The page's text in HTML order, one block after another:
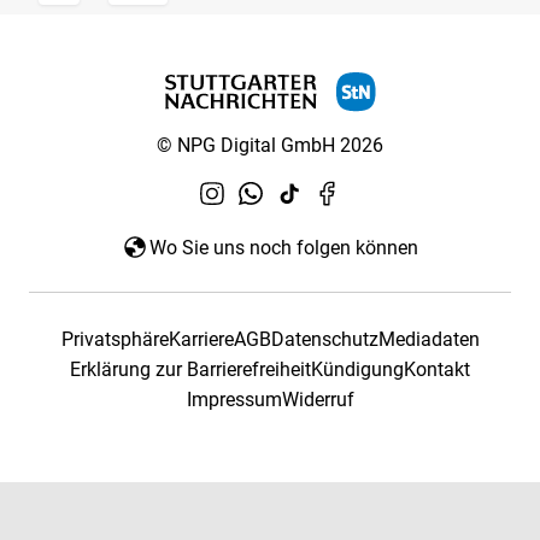
© NPG Digital GmbH 2026
Wo Sie uns noch folgen können
PrivatsphäreKarriereAGBDatenschutzMediadaten
Erklärung zur BarrierefreiheitKündigungKontakt
ImpressumWiderruf